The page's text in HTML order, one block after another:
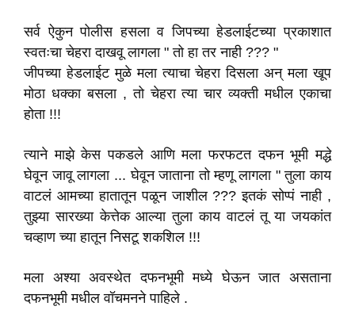
सर्व ऐकुन पोलीस हसला व जिपच्या हेडलाईटच्या प्रकाशात
स्वतःचा चेहरा दाखवू लागला " तो हा तर नाही ??? "
जीपच्या हेडलाईट मुळे मला त्याचा चेहरा दिसला अन् मला खूप
मोठा धक्का बसला , तो चेहरा त्या चार व्यक्ती मधील एकाचा
होता !!!
त्याने माझे केस पकडले आणि मला फरफटत दफन भूमी मद्धे
घेवून जावू लागला ... घेवून जाताना तो म्हणू लागला " तुला काय
वाटलं आमच्या हातातून पळून जाशील ??? इतकं सोप्पं नाही ,
तुझ्या सारख्या केत्तेक आल्या तुला काय वाटलं तू या जयकांत
चव्हाण च्या हातून निसटू शकशिल !!!
मला अश्या अवस्थेत दफनभूमी मध्ये घेऊन जात असताना
दफनभूमी मधील वॉचमनने पाहिले .